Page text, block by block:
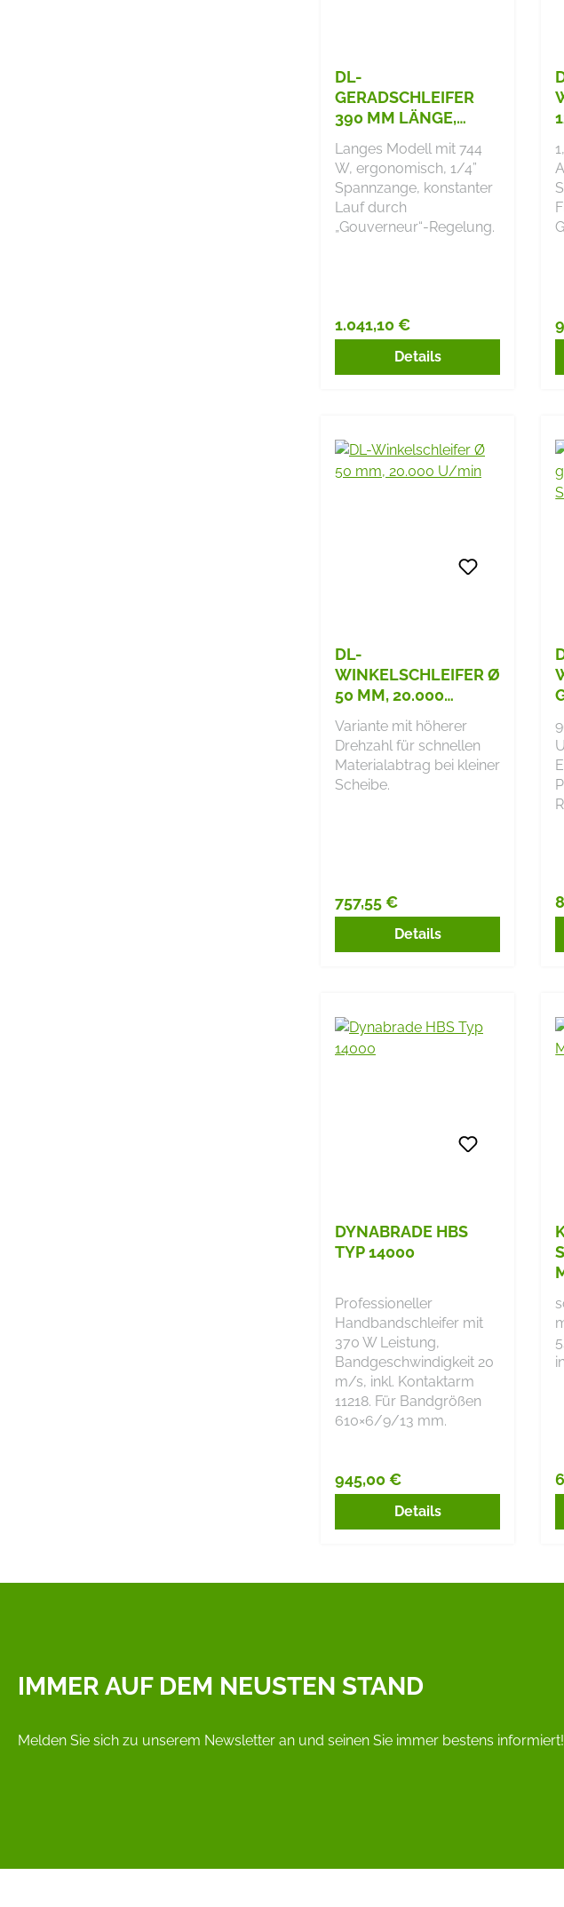
DL-
GERADSCHLEIFER
390 MM LÄNGE,
Langes Modell mit 744
W, ergonomisch, 1/4”
Spannzange, konstanter
Lauf durch
„Gouverneur“-Regelung.
Regulärer Preis:
1.041,10 €
Details
DL-
WINKELSCHLEIFER Ø
50 MM, 20.000
U/MIN
Variante mit höherer
Drehzahl für schnellen
Materialabtrag bei kleiner
Scheibe.
Regulärer Preis:
757,55 €
Details
DYNABRADE HBS
TYP 14000
Professioneller
Handbandschleifer mit
370 W Leistung,
Bandgeschwindigkeit 20
m/s, inkl. Kontaktarm
11218. Für Bandgrößen
610×6/9/13 mm.
Regulärer Preis:
945,00 €
Details
5/
IMMER AUF DEM NEUSTEN STAND
Melden Sie sich zu unserem Newsletter an und seinen Sie immer bestens informiert!